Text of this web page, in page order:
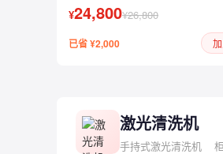
¥24,800¥26,800
已省 ¥2,000
激光清洗机
手持式激光清洗机